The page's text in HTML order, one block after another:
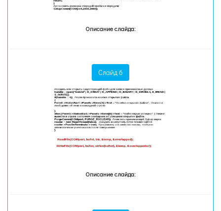
Описание слайда:
Слайд 6
Описание слайда: